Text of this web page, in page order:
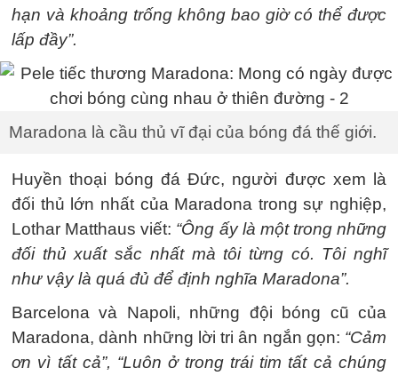
hạn và khoảng trống không bao giờ có thể được
lấp đầy”.
Maradona là cầu thủ vĩ đại của bóng đá thế giới.
Huyền thoại bóng đá Đức, người được xem là
đối thủ lớn nhất của Maradona trong sự nghiệp,
Lothar Matthaus viết: “Ông ấy là một trong những
đối thủ xuất sắc nhất mà tôi từng có. Tôi nghĩ
như vậy là quá đủ để định nghĩa Maradona”.
Barcelona và Napoli, những đội bóng cũ của
Maradona, dành những lời tri ân ngắn gọn: “Cảm
ơn vì tất cả”, “Luôn ở trong trái tim tất cả chúng